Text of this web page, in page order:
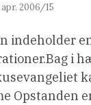
apr. 2006/15
indeholder
Bag i
Opstanden